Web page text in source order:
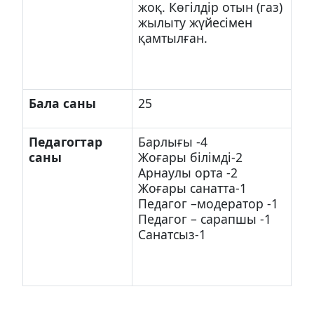
жоқ. Көгілдір отын (газ)
жылыту жүйесімен
қамтылған.
Бала саны 25
Педагогтар
саны
Барлығы -4
Жоғары білімді-2
Арнаулы орта -2
Жоғары санатта-1
Педагог –модератор -1
Педагог – сарапшы -1
Санатсыз-1